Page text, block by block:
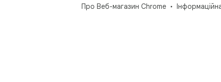
Про Веб-магазин Chrome